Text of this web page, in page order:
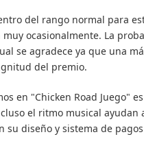
del rango normal para
ocasionalmente. La
se agradece ya que una
del premio.
en "Chicken Road Juego"
el ritmo musical ayudan
diseño y sistema de